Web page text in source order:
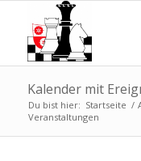
Kalender mit
Du bist hier: Startseite /
Veranstaltungen